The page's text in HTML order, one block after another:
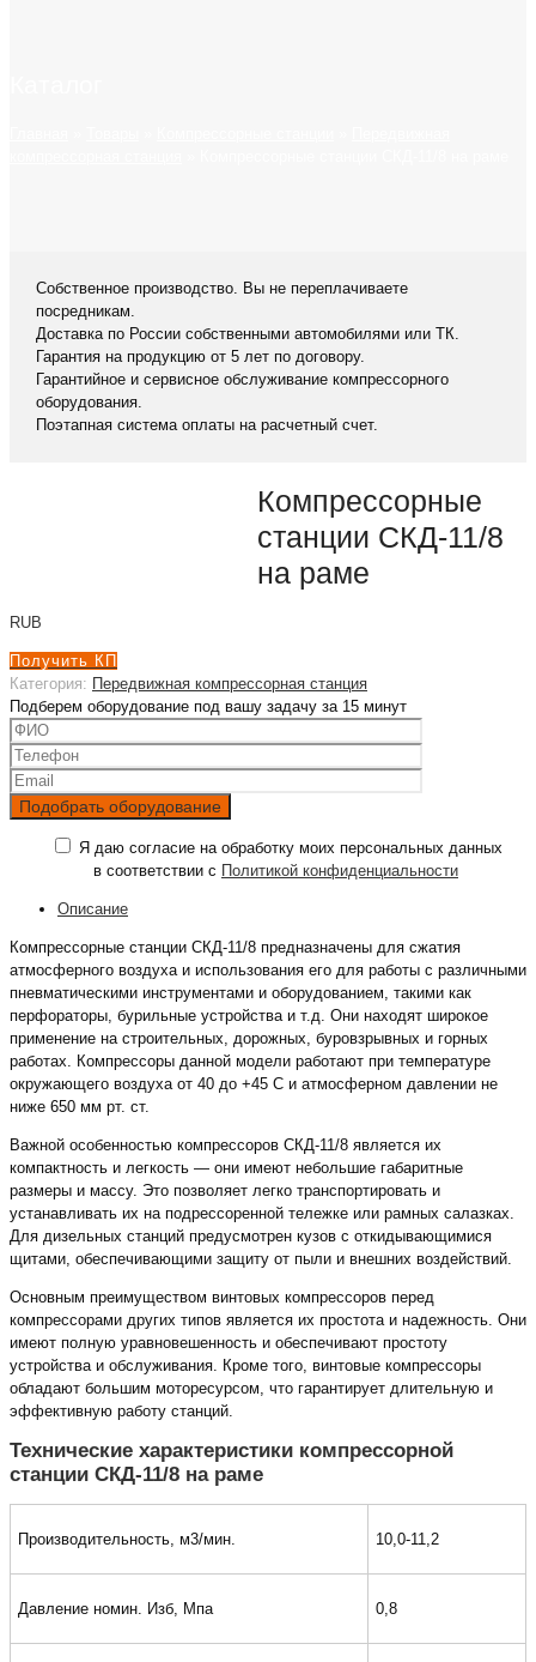
Собственное производство. Вы не переплачиваете
посредникам.
Доставка по России собственными автомобилями или ТК.
Гарантия на продукцию от 5 лет по договору.
Гарантийное и сервисное обслуживание компрессорного
оборудования.
Поэтапная система оплаты на расчетный счет.
Компрессорные
станции СКД-11/8
на раме
RUB
Получить КП
Категория: Передвижная компрессорная станция
Подберем оборудование под вашу задачу за 15 минут
Я даю согласие на обработку моих персональных данных
в соответствии с Политикой конфиденциальности
Описание
Компрессорные станции СКД-11/8 предназначены для сжатия
атмосферного воздуха и использования его для работы с различными
пневматическими инструментами и оборудованием, такими как
перфораторы, бурильные устройства и т.д. Они находят широкое
применение на строительных, дорожных, буровзрывных и горных
работах. Компрессоры данной модели работают при температуре
окружающего воздуха от 40 до +45 С и атмосферном давлении не
ниже 650 мм рт. ст.
Важной особенностью компрессоров СКД-11/8 является их
компактность и легкость — они имеют небольшие габаритные
размеры и массу. Это позволяет легко транспортировать и
устанавливать их на подрессоренной тележке или рамных салазках.
Для дизельных станций предусмотрен кузов с откидывающимися
щитами, обеспечивающими защиту от пыли и внешних воздействий.
Основным преимуществом винтовых компрессоров перед
компрессорами других типов является их простота и надежность. Они
имеют полную уравновешенность и обеспечивают простоту
устройства и обслуживания. Кроме того, винтовые компрессоры
обладают большим моторесурсом, что гарантирует длительную и
эффективную работу станций.
Технические характеристики компрессорной
станции СКД-11/8 на раме
Производительность, м3/мин. 10,0-11,2
Давление номин. Изб, Мпа 0,8